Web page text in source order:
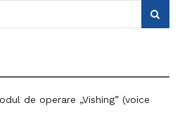
de operare „Vishing” (voice